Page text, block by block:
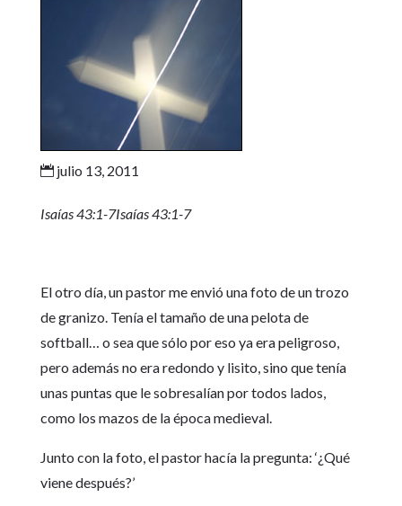
julio 13, 2011
Isaías 43:1-7Isaías 43:1-7
El otro día, un pastor me envió una foto de un trozo
de granizo. Tenía el tamaño de una pelota de
softball… o sea que sólo por eso ya era peligroso,
pero además no era redondo y lisito, sino que tenía
unas puntas que le sobresalían por todos lados,
como los mazos de la época medieval.
Junto con la foto, el pastor hacía la pregunta: ‘¿Qué
viene después?’